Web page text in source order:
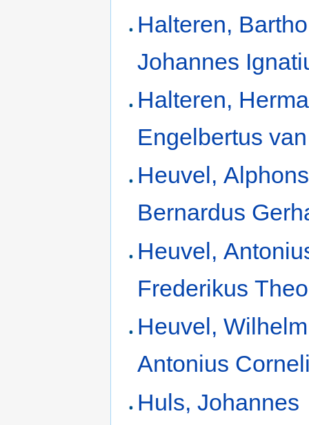
Halteren,
Johannes
Halteren,
Engelbertus van
Heuvel,
Bernardus
Heuvel,
Frederikus
Heuvel,
Antonius
Huls, Johannes